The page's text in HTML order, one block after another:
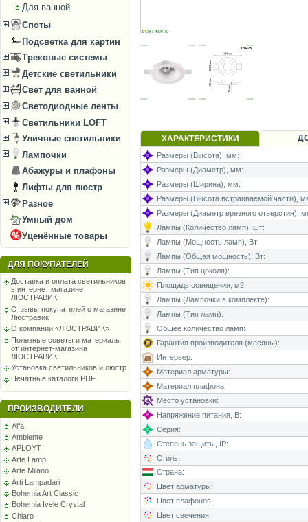
Для ванной
Споты
Подсветка для картин
Трековые системы
Детские светильники
Свет для ванной
Светодиодные ленты
Светильники LOFT
Уличные светильники
Лампочки
Абажуры и плафоны
Лифты для люстр
Разное
Умный дом
Уценённые товары
ДЛЯ ПОКУПАТЕЛЕЙ
Доставка и оплата светильников
в интернет магазине
ЛЮСТРАВИК
Отзывы покупателей о магазине
Люстравик
О компании «ЛЮСТРАВИК»
Полезные советы и материалы
от интернет-магазина
ЛЮСТРАВИК
Установка светильников и люстр
Печатные каталоги PDF
ПРОИЗВОДИТЕЛИ
Alfa
Ambiente
APLOYT
Arte Lamp
Arte Milano
Arti Lampadari
Bohemia Art Classic
Bohemia Ivele Crystal
Chiaro
ХАРАКТЕРИСТИКИ
Размеры (Высота), мм:
Размеры (Диаметр), мм:
Размеры (Ширина), мм:
Размеры (Высота встраиваемой части),
Размеры (Диаметр врезного отверстия),
Лампы (Количество ламп), шт:
Лампы (Мощность ламп), Вт:
Лампы (Общая мощность), Вт:
Лампы (Тип цоколя):
Площадь освещения, м2:
Лампы (Лампочки в комплекте):
Лампы (Тип ламп):
Общее количество ламп:
Гарантия производителя (месяцы):
Интерьер:
Материал арматуры:
Материал плафона:
Место установки:
Напряжение питания, В:
Серия:
Степень защиты, IP:
Стиль:
Страна:
Цвет арматуры:
Цвет плафонов:
Цвет свечения: